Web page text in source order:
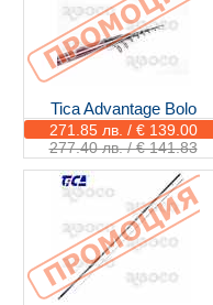
Tica Advantage Bolo
271.85 лв. / € 139.00
277.40 лв. / € 141.83